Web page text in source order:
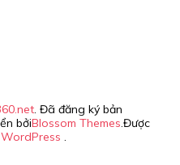
. Đã đăng ký bản
bởiBlossom Themes.Được
WordPress .